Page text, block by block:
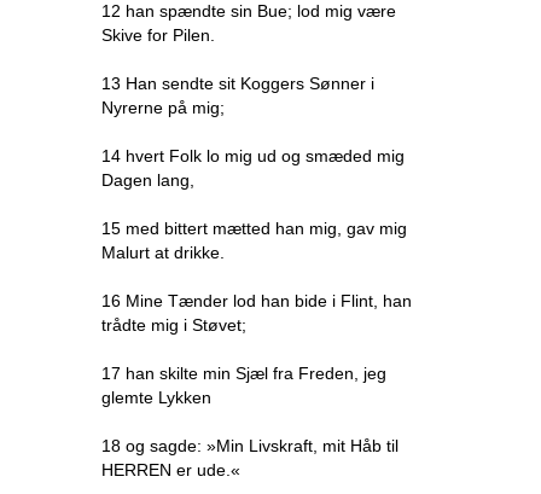
12 han spændte sin Bue; lod mig være
Skive for Pilen.
13 Han sendte sit Koggers Sønner i
Nyrerne på mig;
14 hvert Folk lo mig ud og smæded mig
Dagen lang,
15 med bittert mætted han mig, gav mig
Malurt at drikke.
16 Mine Tænder lod han bide i Flint, han
trådte mig i Støvet;
17 han skilte min Sjæl fra Freden, jeg
glemte Lykken
18 og sagde: »Min Livskraft, mit Håb til
HERREN er ude.«